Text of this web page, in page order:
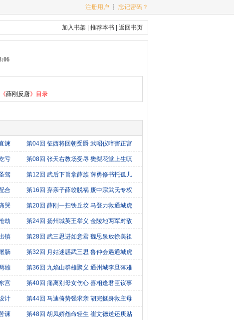
注册用户 ┊ 忘记密码？
加入书架 |推荐本书 |返回书页
薛刚反唐》目录
谏 第04回 征西将回朝受爵 武昭仪暗害正宫
亏 第08回 张天右教场受辱 樊梨花堂上生嗔
驾 第12回 武后下旨拿薛族 薛勇修书托孤儿
合 第16回 弃亲子薛蛟脱祸 废中宗武氏专权
哭 第20回 薛刚一扫铁丘坟 马登力救通城虎
劫 第24回 扬州城英王举义 金陵地两军对敌
镇 第28回 武三思进如意君 魏思泉放徐美祖
肠 第32回 月姑迷惑武三思 鲁仲会遇通城虎
雄 第36回 九焰山群雄聚义 通州城李旦落难
宫 第40回 痛离别母女伤心 喜相逢君臣议事
计 第44回 马迪倚势强求亲 胡完挺身救主母
谏 第48回 胡凤娇怨命轻生 崔文德送还庚贴